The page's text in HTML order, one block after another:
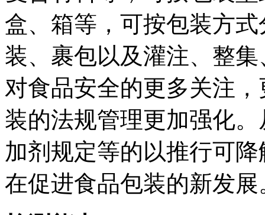
盒、箱等，可按包装方
装、裹包以及灌注、整
对食品安全的更多关注
装的法规管理更加强化
加剂规定等的以推行可
在促进食品包装的新发展